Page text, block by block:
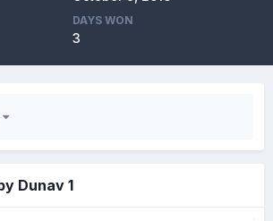
DAYS WON
3
Dunav 1